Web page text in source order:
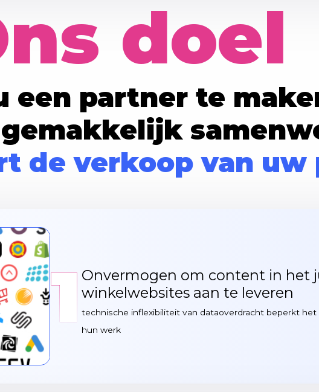
doel
een partner te
de verkoop van uw
1 Onvermogen om content in het
winkelwebsites aan te leveren
technische inflexibiliteit van dataoverdracht beperkt
hun werk